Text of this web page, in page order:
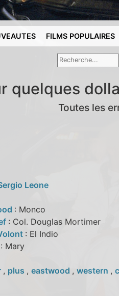
FILMS POPULAIRES
quelques
Toutes les
Leone
: Monco
: Col. Douglas Mortimer
: El Indio
: Mary
, plus , eastwood , western ,